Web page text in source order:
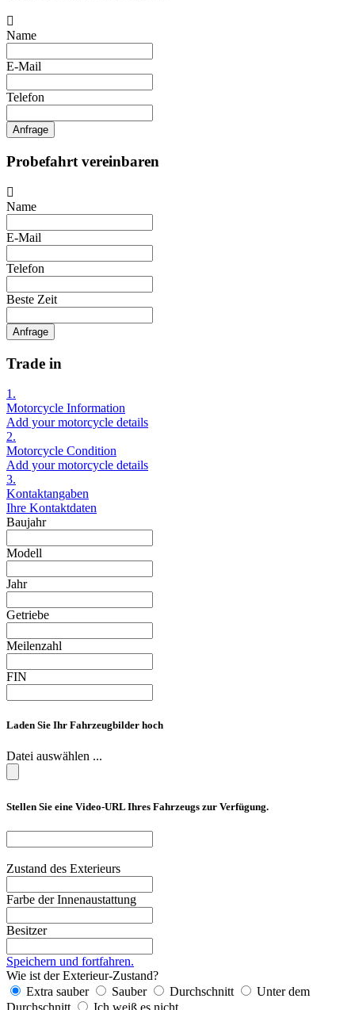
Name
E-Mail
Telefon
Anfrage
Probefahrt vereinbaren
Name
E-Mail
Telefon
Beste Zeit
Anfrage
Trade in
1.
Motorcycle Information
Add your motorcycle details
2.
Motorcycle Condition
Add your motorcycle details
3.
Kontaktangaben
Ihre Kontaktdaten
Baujahr
Modell
Jahr
Getriebe
Meilenzahl
FIN
Laden Sie Ihr Fahrzeugbilder hoch
Datei auswählen ...
Stellen Sie eine Video-URL Ihres Fahrzeugs zur Verfügung.
Zustand des Exterieurs
Farbe der Innenaustattung
Besitzer
Speichern und fortfahren.
Wie ist der Exterieur-Zustand?
Extra sauber
Sauber Durchschnitt
Unter dem
Durchschnitt
Ich weiß es nicht